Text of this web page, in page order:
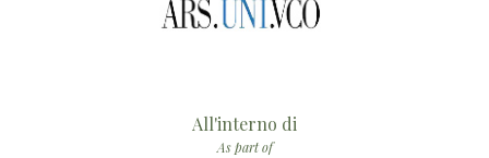
All'interno di
As part of